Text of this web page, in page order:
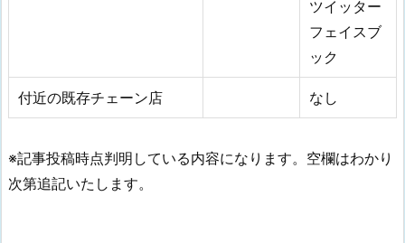
ツイッター
フェイスブ
ック
付近の既存チェーン店 なし
※記事投稿時点判明している内容になります。空欄はわかり
次第追記いたします。